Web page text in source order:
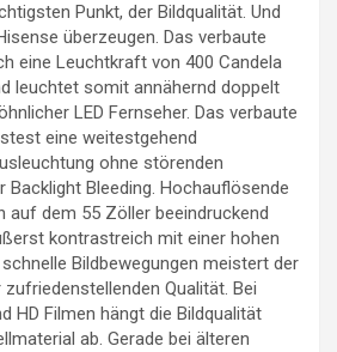
Punkt, der Bildqualität. Und
überzeugen. Das verbaute
eine Leuchtkraft von 400 Candela
leuchtet somit annähernd doppelt
LED Fernseher. Das verbaute
eine weitestgehend
ohne störenden
Backlight Bleeding. Hochauflösende
auf dem 55 Zöller beeindruckend
kontrastreich mit einer hohen
Bildbewegungen meistert der
Qualität. Bei
HD Filmen hängt die Bildqualität
ab. Gerade bei älteren